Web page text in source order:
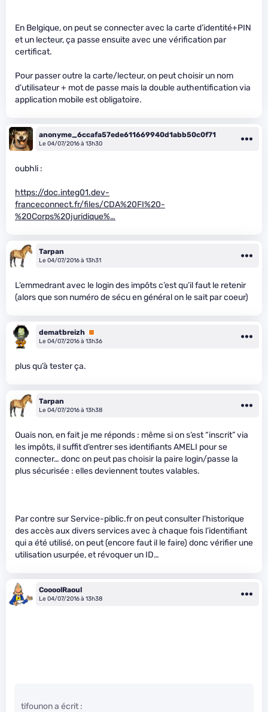
En Belgique, on peut se connecter avec la carte d’identité+PIN
et un lecteur, ça passe ensuite avec une vérification par
certificat.
Pour passer outre la carte/lecteur, on peut choisir un nom
d’utilisateur + mot de passe mais la double authentification via
application mobile est obligatoire.
anonyme_6ccafa57ede611669940d1abb50c0f71
Le 04/07/2016 à 13h30
oubhli :
https://doc.integ01.dev-
franceconnect.fr/files/CDA%20FI%20-
%20Corps%20juridique%…
Tarpan
Le 04/07/2016 à 13h31
L’emmedrant avec le login des impôts c’est qu’il faut le retenir
(alors que son numéro de sécu en général on le sait par coeur)
dematbreizh Premium
Le 04/07/2016 à 13h36
plus qu’à tester ça.
Tarpan
Le 04/07/2016 à 13h38
Ouais non, en fait je me réponds : même si on s’est “inscrit” via
les impôts, il suffit d’entrer ses identifiants AMELI pour se
connecter… donc on peut pas choisir la paire login/passe la
plus sécurisée : elles deviennent toutes valables.
Par contre sur Service-piblic.fr on peut consulter l’historique
des accès aux divers services avec à chaque fois l’identifiant
qui a été utilisé, on peut (encore faut il le faire) donc vérifier une
utilisation usurpée, et révoquer un ID…
CoooolRaoul
Le 04/07/2016 à 13h38
tifounon a écrit :